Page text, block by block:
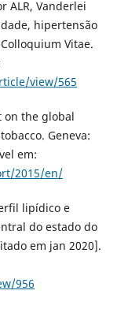
ALR, Vanderlei
hipertensão
Vitae.
view/565
on the global
Geneva:
em:
2015/en/
lipídico e
do estado do
em jan 2020].
956